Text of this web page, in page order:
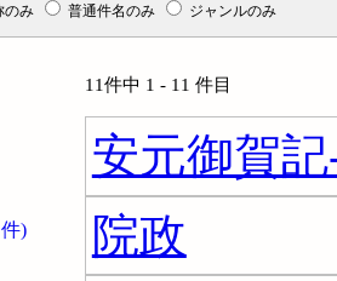
のみ 普通件名のみ ジャンルのみ
)
11件中 1 - 11 件目
安元御賀
院政